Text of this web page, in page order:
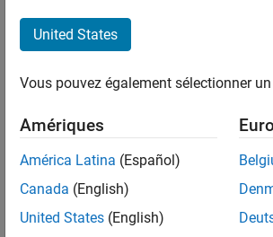
Les
United States
Vous pouvez également sélectionner
Amériques
América Latina (Español)
Canada (English)
United States (English)